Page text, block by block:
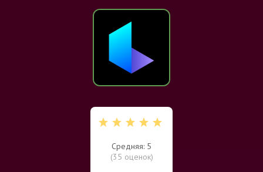
Средняя: 5
(35 оценок)